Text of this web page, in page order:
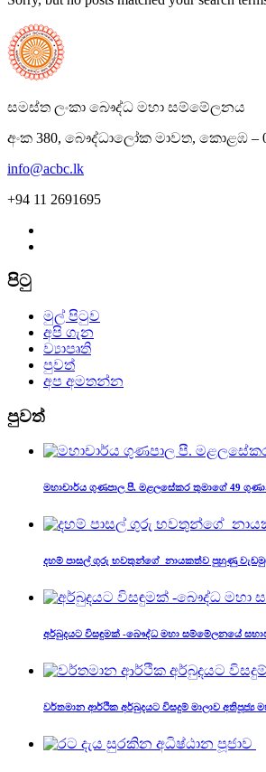
සමස්ත ලංකා බෞද්ධ මහා සම්මේලනය
අංක 380, බෞද්ධාලෝක මාවත, කොළඹ –
info@acbc.lk
+94 11 2691695
පිටු
මුල් පිටුව
අපි ගැන
ව්‍යාපෘති
පුවත්
අප අමතන්න
පුවත්
මහාචාර්ය ගුණපාල පී. මළලසේකර තුමාගේ 49
දහම් පාසල් ගුරු භවතුන්ගේ නායකත්ව පුහුණු
අර්බුදයට විසඳුමක් -බෞද්ධ මහා සම්මේලනයේ
වර්තමාන ආර්ථික අර්බුදයට විසදුම් මාලාව